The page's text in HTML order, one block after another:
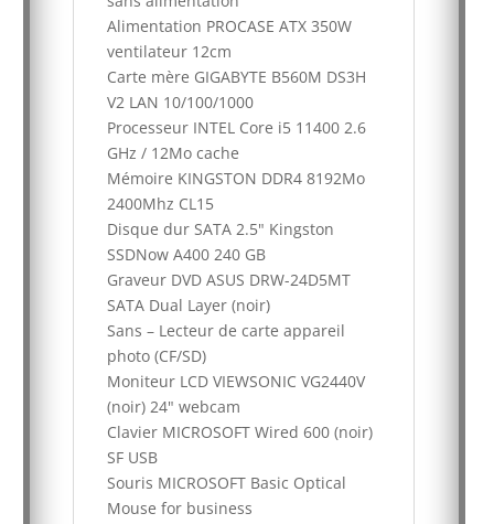
Alimentation PROCASE ATX 350W
ventilateur 12cm
Carte mère GIGABYTE B560M DS3H
V2 LAN 10/100/1000
Processeur INTEL Core i5 11400 2.6
GHz / 12Mo cache
Mémoire KINGSTON DDR4 8192Mo
2400Mhz CL15
Disque dur SATA 2.5" Kingston
SSDNow A400 240 GB
Graveur DVD ASUS DRW-24D5MT
SATA Dual Layer (noir)
Sans – Lecteur de carte appareil
photo (CF/SD)
Moniteur LCD VIEWSONIC VG2440V
(noir) 24" webcam
Clavier MICROSOFT Wired 600 (noir)
SF USB
Souris MICROSOFT Basic Optical
Mouse for business